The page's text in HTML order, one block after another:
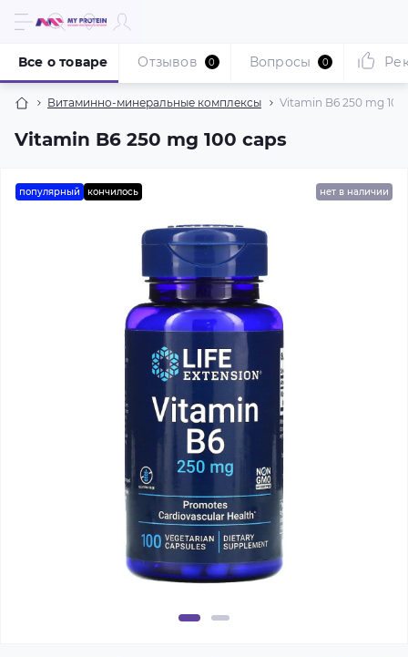
Витаминно-минеральные комплексы Vitamin B6 250 mg 100
Vitamin B6 250 mg 100 caps
Все о товаре Отзывов 0 Вопросы 0
популярный кончилось нет в наличии